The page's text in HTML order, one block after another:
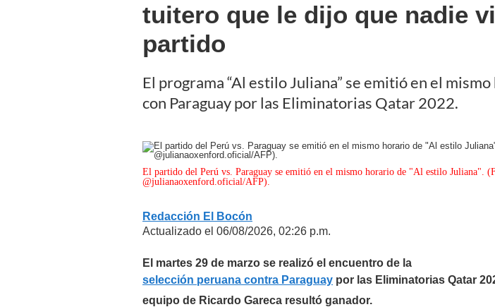
tuitero que le dijo que nadie
partido
El programa “Al estilo Juliana” se emitió en el
con Paraguay por las Eliminatorias Qatar 2022.
El partido del Perú vs. Paraguay se emitió en el mismo horario de "Al estilo Juliana".
@julianaoxenford.oficial/AFP).
Redacción El Bocón
Actualizado el 06/08/2026, 02:26 p.m.
El martes 29 de marzo se realizó el encuentro de la
selección peruana contra Paraguay por las Eliminatorias Qatar
equipo de Ricardo Gareca resultó ganador.